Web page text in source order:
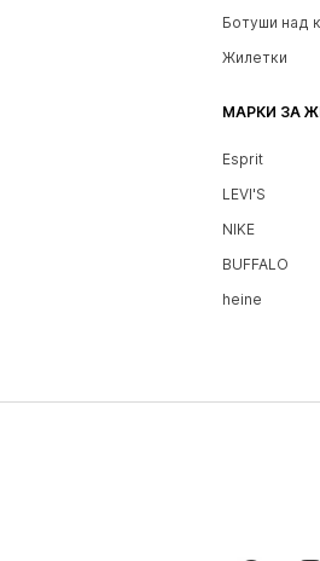
Ботуши над
Жилетки
МАРКИ ЗА
Esprit
LEVI'S
NIKE
BUFFALO
heine